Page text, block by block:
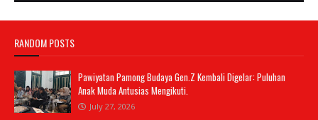
RANDOM POSTS
Pawiyatan Pamong Budaya Gen.Z Kembali Digelar: Puluhan
Anak Muda Antusias Mengikuti.
July 27, 2026